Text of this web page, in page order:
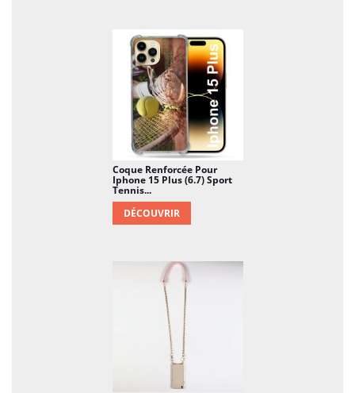
Coque Renforcée Pour
Iphone 15 Plus (6.7) Sport
Tennis...
DÉCOUVRIR